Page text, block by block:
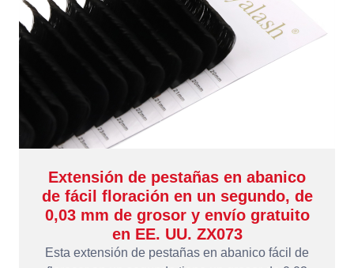
Extensión de pestañas en abanico
de fácil floración en un segundo, de
0,03 mm de grosor y envío gratuito
en EE. UU. ZX073
Esta extensión de pestañas en abanico fácil de